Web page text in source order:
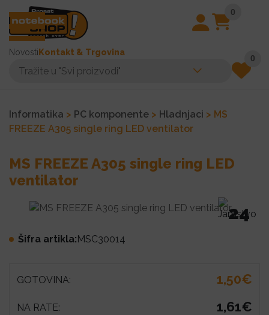
0
Novosti Kontakt & Trgovina
0
Informatika > PC komponente > Hladnjaci > MS
FREEZE A305 single ring LED ventilator
MS FREEZE A305 single ring LED
ventilator
Šifra artikla:MSC30014
GOTOVINA: 1,50€
NA RATE: 1,61€
24